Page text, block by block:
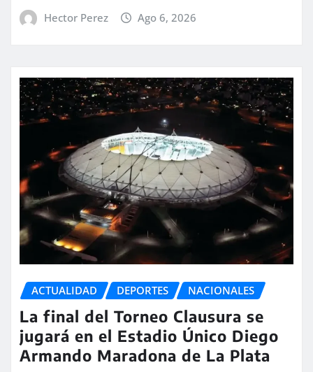
Hector Perez Ago 6, 2026
ACTUALIDAD DEPORTES NACIONALES
La final del Torneo Clausura se
jugará en el Estadio Único Diego
Armando Maradona de La Plata